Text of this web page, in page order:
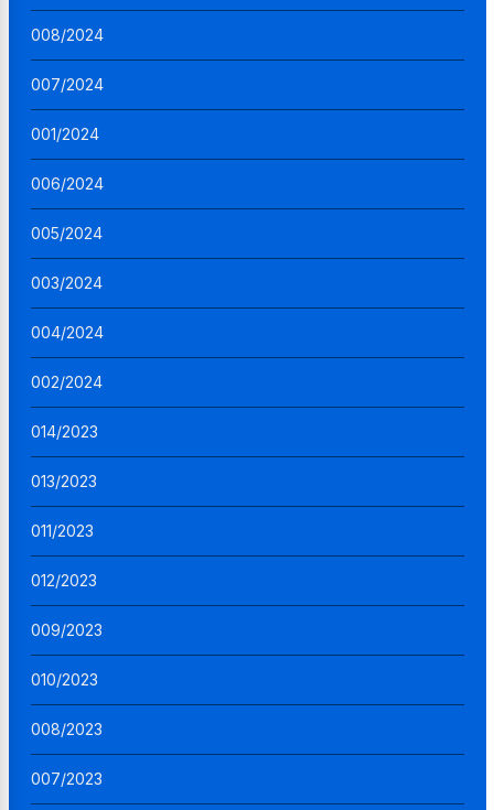
008/2024
007/2024
001/2024
006/2024
005/2024
003/2024
004/2024
002/2024
014/2023
013/2023
011/2023
012/2023
009/2023
010/2023
008/2023
007/2023